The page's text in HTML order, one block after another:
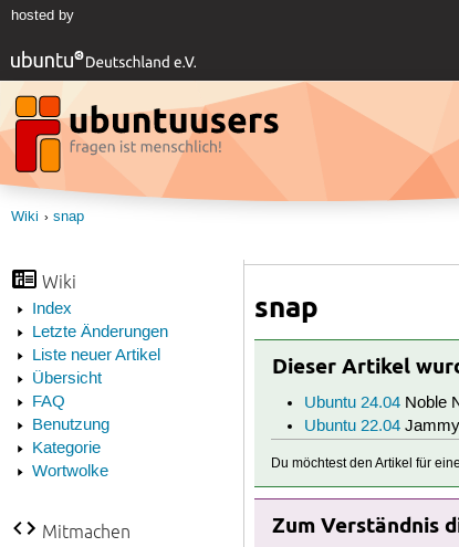
hosted by
Wiki snap
Wiki
Index
Letzte Änderungen
Liste neuer Artikel
Übersicht
FAQ
Benutzung
Kategorie
Wortwolke
Mitmachen
snap
Dieser Artikel
Ubuntu 24.04Noble
Ubuntu 22.04
Du möchtest den Artikel für
Zum Verständnis